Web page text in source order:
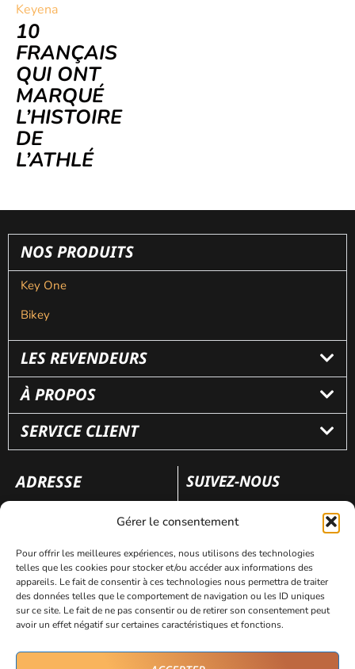
Gérer le consentement
Pour offrir les meilleures expériences, nous utilisons des technologies
telles que les cookies pour stocker et/ou accéder aux informations des
appareils. Le fait de consentir à ces technologies nous permettra de traiter
des données telles que le comportement de navigation ou les ID uniques
sur ce site. Le fait de ne pas consentir ou de retirer son consentement peut
avoir un effet négatif sur certaines caractéristiques et fonctions.
Keyena
10
FRANÇAIS
QUI ONT
MARQUÉ
L’HISTOIRE
DE
L’ATHLÉ
NOS PRODUITS
Key One
Bikey
LES REVENDEURS
À PROPOS
SERVICE CLIENT
ADRESSE
110 rue Frédéric Fays
SUIVEZ-NOUS
Mentions légales Politique de confidentialité